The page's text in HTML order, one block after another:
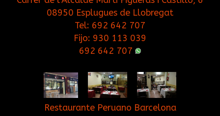
08950 Esplugues de Llobregat
Tel: 692 642 707
Fijo: 930 113 039
692 642 707
Restaurante Peruano Barcelona